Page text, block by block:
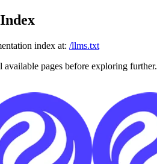
index at: /llms.txt
pages before exploring further.